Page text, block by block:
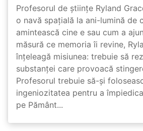
Profesorul de științe Ryland
o navă spațială la ani-lumină de
amintească cine e sau cum a
măsură ce memoria îi revine,
înțeleagă misiunea: trebuie să
substanței care provoacă
Profesorul trebuie să-și
ingeniozitatea pentru a
pe Pământ...